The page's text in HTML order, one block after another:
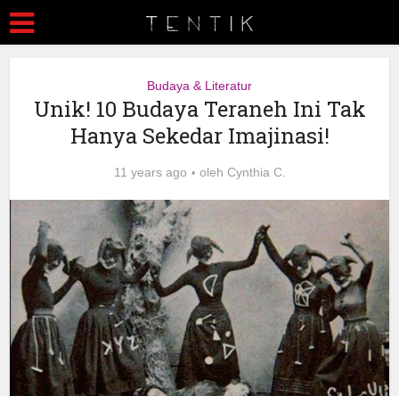
Budaya & Literatur
Unik! 10 Budaya Teraneh Ini Tak
Hanya Sekedar Imajinasi!
11 years ago oleh Cynthia C.